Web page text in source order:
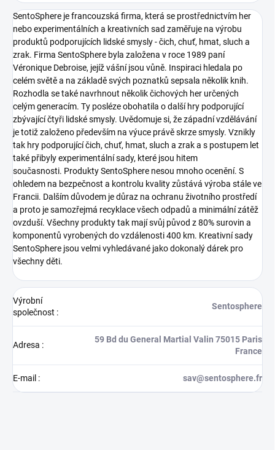
SentoSphere je francouzská firma, která se prostřednictvím her
nebo experimentálních a kreativních sad zaměřuje na výrobu
produktů podporujících lidské smysly - čich, chuť, hmat, sluch a
zrak. Firma SentoSphere byla založena v roce 1989 paní
Véronique Debroise, jejíž vášní jsou vůně. Inspiraci hledala po
celém světě a na základě svých poznatků sepsala několik knih.
Rozhodla se také navrhnout několik čichových her určených
celým generacím. Ty posléze obohatila o další hry podporující
zbývající čtyři lidské smysly. Uvědomuje si, že západní vzdělávání
je totiž založeno především na výuce právě skrze smysly. Vznikly
tak hry podporující čich, chuť, hmat, sluch a zrak a s postupem let
také přibyly experimentální sady, které jsou hitem
současnosti. Produkty SentoSphere nesou mnoho ocenění. S
ohledem na bezpečnost a kontrolu kvality zůstává výroba stále ve
Francii. Dalším důvodem je důraz na ochranu životního prostředí
a proto je samozřejmá recyklace všech odpadů a minimální zátěž
ovzduší. Všechny produkty tak mají svůj původ z 80% surovin a
komponentů vyrobených do vzdálenosti 400 km. Kreativní sady
SentoSphere jsou velmi vyhledávané jako dokonalý dárek pro
všechny děti.
Výrobní
společnost :
Sentosphere
Adresa :
59 Bd du General Martial Valin 75015 Paris
France
E-mail : sav@sentosphere.fr